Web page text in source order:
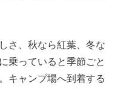
さ、秋なら紅葉、冬な
乗っていると季節ごと
キャンプ場へ到着する